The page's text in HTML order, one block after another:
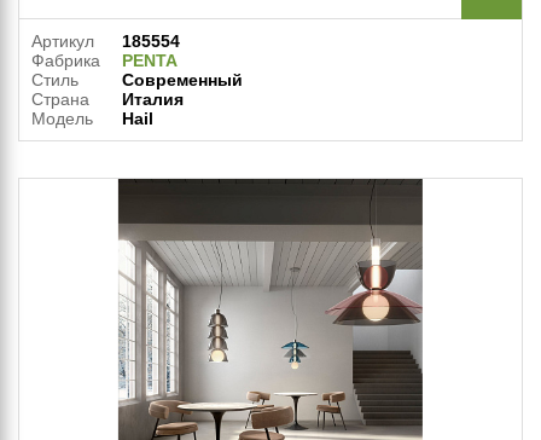
Артикул
185554
Фабрика
PENTA
Стиль
Современный
Страна
Италия
Модель
Hail